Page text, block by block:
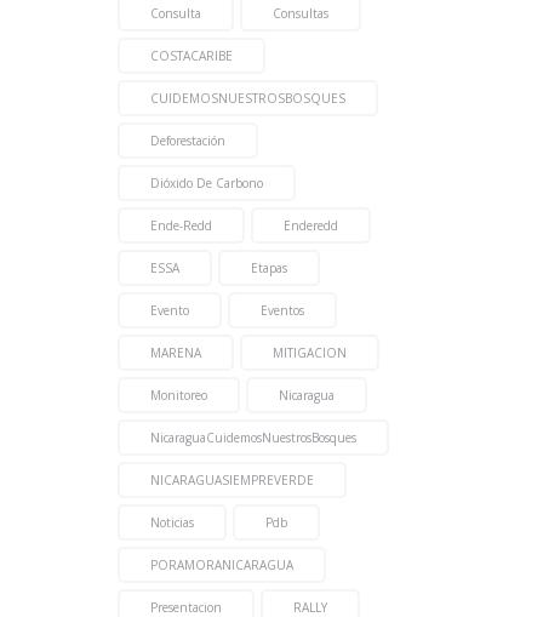
Consulta Consultas
COSTACARIBE
CUIDEMOSNUESTROSBOSQUES
Deforestación
Dióxido De Carbono
Ende-Redd Enderedd
ESSA Etapas
Evento Eventos
MARENA MITIGACION
Monitoreo Nicaragua
NicaraguaCuidemosNuestrosBosques
NICARAGUASIEMPREVERDE
Noticias Pdb
PORAMORANICARAGUA
Presentacion RALLY